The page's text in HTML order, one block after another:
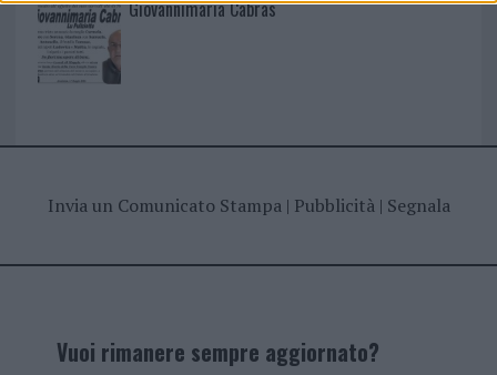
Giovannimaria Cabras
Invia un Comunicato Stampa| Pubblicità| Segnala
Vuoi rimanere sempre aggiornato?